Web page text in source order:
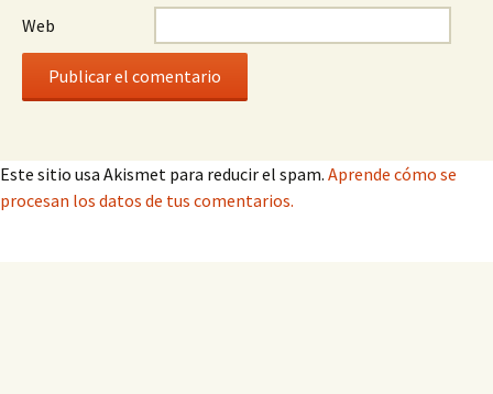
Web
Este sitio usa Akismet para reducir el spam. Aprende cómo se
procesan los datos de tus comentarios.